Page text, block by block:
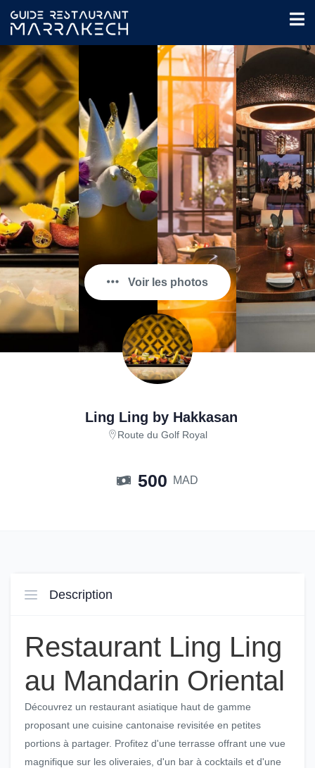
Voir les photos
Ling Ling by Hakkasan
Route du Golf Royal
500 MAD
Description
Restaurant Ling Ling
au Mandarin Oriental
Découvrez un restaurant asiatique haut de gamme
proposant une cuisine cantonaise revisitée en petites
portions à partager. Profitez d'une terrasse offrant une vue
magnifique sur les oliveraies, d'un bar à cocktails et d'une